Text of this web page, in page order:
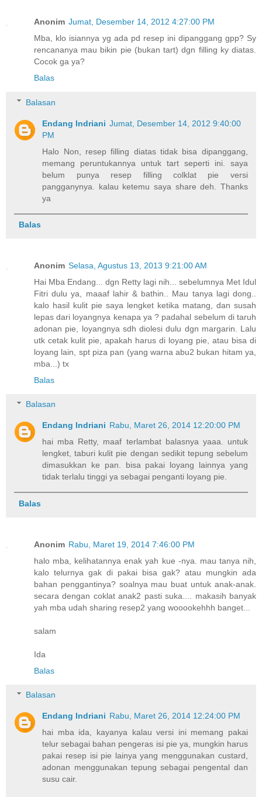
Anonim Jumat, Desember 14, 2012 4:27:00 PM
Mba, klo isiannya yg ada pd resep ini dipanggang gpp? Sy
rencananya mau bikin pie (bukan tart) dgn filling ky diatas.
Cocok ga ya?
Balas
Balasan
Endang Indriani Jumat, Desember 14, 2012 9:40:00
PM
Halo Non, resep filling diatas tidak bisa dipanggang,
memang peruntukannya untuk tart seperti ini. saya
belum punya resep filling colklat pie versi
pangganynya. kalau ketemu saya share deh. Thanks
ya
Balas
Anonim Selasa, Agustus 13, 2013 9:21:00 AM
Hai Mba Endang... dgn Retty lagi nih... sebelumnya Met Idul
Fitri dulu ya, maaaf lahir & bathin.. Mau tanya lagi dong..
kalo hasil kulit pie saya lengket ketika matang, dan susah
lepas dari loyangnya kenapa ya ? padahal sebelum di taruh
adonan pie, loyangnya sdh diolesi dulu dgn margarin. Lalu
utk cetak kulit pie, apakah harus di loyang pie, atau bisa di
loyang lain, spt piza pan (yang warna abu2 bukan hitam ya,
mba...) tx
Balas
Balasan
Endang Indriani Rabu, Maret 26, 2014 12:20:00 PM
hai mba Retty, maaf terlambat balasnya yaaa. untuk
lengket, taburi kulit pie dengan sedikit tepung sebelum
dimasukkan ke pan. bisa pakai loyang lainnya yang
tidak terlalu tinggi ya sebagai penganti loyang pie.
Balas
Anonim Rabu, Maret 19, 2014 7:46:00 PM
halo mba, kelihatannya enak yah kue -nya. mau tanya nih,
kalo telurnya gak di pakai bisa gak? atau mungkin ada
bahan penggantinya? soalnya mau buat untuk anak-anak.
secara dengan coklat anak2 pasti suka.... makasih banyak
yah mba udah sharing resep2 yang wooookehhh banget...
salam
Ida
Balas
Balasan
Endang Indriani Rabu, Maret 26, 2014 12:24:00 PM
hai mba ida, kayanya kalau versi ini memang pakai
telur sebagai bahan pengeras isi pie ya, mungkin harus
pakai resep isi pie lainya yang menggunakan custard,
adonan menggunakan tepung sebagai pengental dan
susu cair.